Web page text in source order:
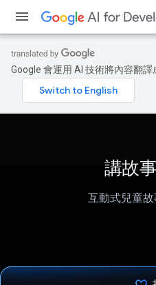
Google 會運用 AI 技術將內容翻
講故
互動式兒童故